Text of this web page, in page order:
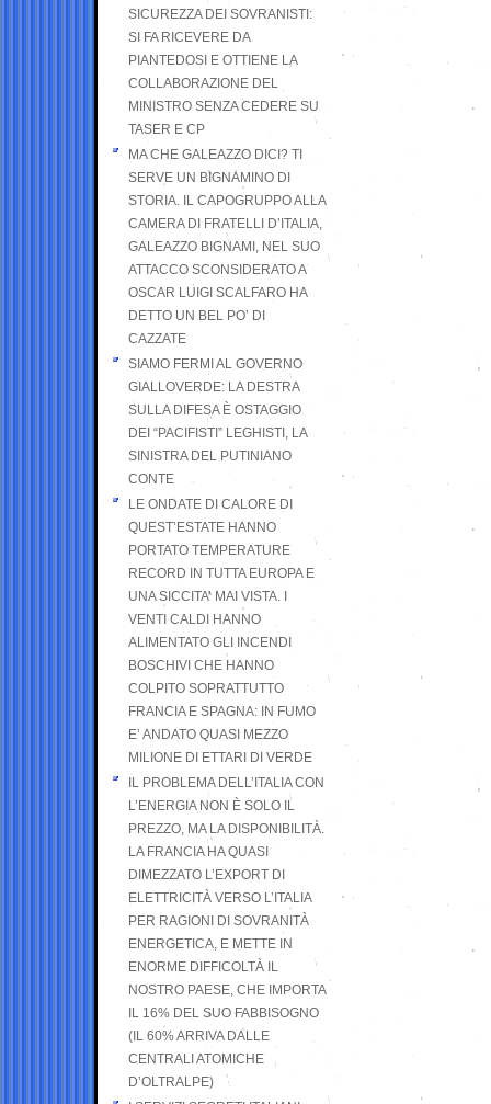
SICUREZZA DEI SOVRANISTI:
SI FA RICEVERE DA
PIANTEDOSI E OTTIENE LA
COLLABORAZIONE DEL
MINISTRO SENZA CEDERE SU
TASER E CP
MA CHE GALEAZZO DICI? TI
SERVE UN BIGNAMINO DI
STORIA. IL CAPOGRUPPO ALLA
CAMERA DI FRATELLI D’ITALIA,
GALEAZZO BIGNAMI, NEL SUO
ATTACCO SCONSIDERATO A
OSCAR LUIGI SCALFARO HA
DETTO UN BEL PO’ DI
CAZZATE
SIAMO FERMI AL GOVERNO
GIALLOVERDE: LA DESTRA
SULLA DIFESA È OSTAGGIO
DEI “PACIFISTI” LEGHISTI, LA
SINISTRA DEL PUTINIANO
CONTE
LE ONDATE DI CALORE DI
QUEST’ESTATE HANNO
PORTATO TEMPERATURE
RECORD IN TUTTA EUROPA E
UNA SICCITA’ MAI VISTA. I
VENTI CALDI HANNO
ALIMENTATO GLI INCENDI
BOSCHIVI CHE HANNO
COLPITO SOPRATTUTTO
FRANCIA E SPAGNA: IN FUMO
E’ ANDATO QUASI MEZZO
MILIONE DI ETTARI DI VERDE
IL PROBLEMA DELL’ITALIA CON
L’ENERGIA NON È SOLO IL
PREZZO, MA LA DISPONIBILITÀ.
LA FRANCIA HA QUASI
DIMEZZATO L’EXPORT DI
ELETTRICITÀ VERSO L’ITALIA
PER RAGIONI DI SOVRANITÀ
ENERGETICA, E METTE IN
ENORME DIFFICOLTÀ IL
NOSTRO PAESE, CHE IMPORTA
IL 16% DEL SUO FABBISOGNO
(IL 60% ARRIVA DALLE
CENTRALI ATOMICHE
D’OLTRALPE)